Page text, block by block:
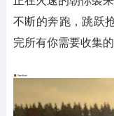
不断的奔跑，跳跃
完所有你需要收集